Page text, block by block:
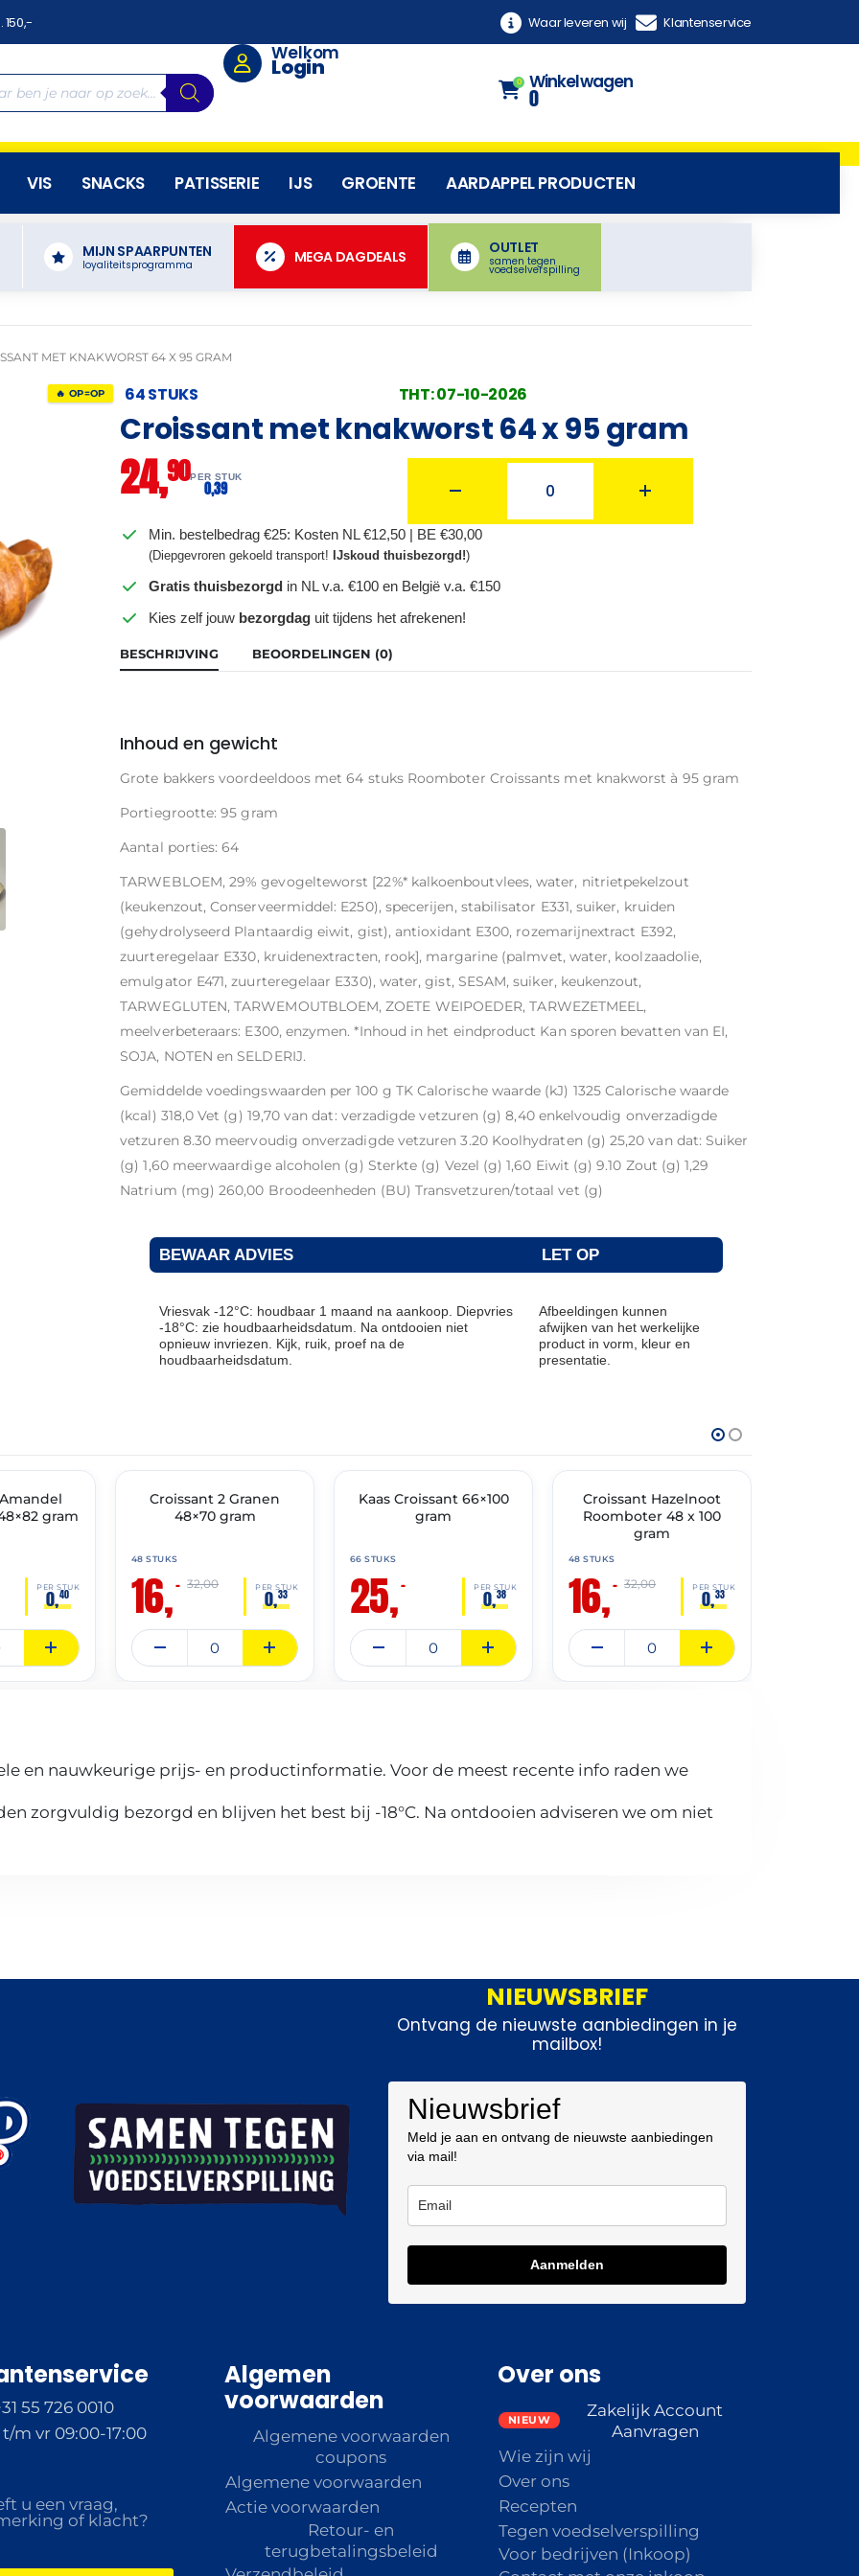
150,- Waar leveren wij Klantenservice
Welkom
Login
0 Winkelwagen
0
VIS SNACKS PATISSERIE IJS GROENTE AARDAPPEL PRODUCTEN
MIJN SPAARPUNTEN
loyaliteitsprogramma MEGA DAGDEALS
OUTLET
samen tegen
voedselverspilling
MET KNAKWORST 64 X 95 GRAM
🔥 OP=OP 64 STUKS THT: 07-10-2026
Croissant met knakworst 64 x 95 gram
24,90PER STUK
0,39
Min. bestelbedrag €25: Kosten NL €12,50 | BE €30,00
(Diepgevroren gekoeld transport!IJskoud thuisbezorgd!)
Gratis thuisbezorgd in NL v.a. €100 en België v.a. €150
Kies zelf jouw bezorgdag uit tijdens het afrekenen!
BESCHRIJVING BEOORDELINGEN (0)
Inhoud en gewicht
Grote bakkers voordeeldoos met 64 stuks Roomboter Croissants met knakworst à 95 gram
Portiegrootte: 95 gram
Aantal porties: 64
TARWEBLOEM, 29% gevogelteworst [22%* kalkoenboutvlees, water, nitrietpekelzout
(keukenzout, Conserveermiddel: E250), specerijen, stabilisator E331, suiker, kruiden
(gehydrolyseerd Plantaardig eiwit, gist), antioxidant E300, rozemarijnextract E392,
zuurteregelaar E330, kruidenextracten, rook], margarine (palmvet, water, koolzaadolie,
emulgator E471, zuurteregelaar E330), water, gist, SESAM, suiker, keukenzout,
TARWEGLUTEN, TARWEMOUTBLOEM, ZOETE WEIPOEDER, TARWEZETMEEL,
meelverbeteraars: E300, enzymen. *Inhoud in het eindproduct Kan sporen bevatten van EI,
SOJA, NOTEN en SELDERIJ.
Gemiddelde voedingswaarden per 100 g TK Calorische waarde (kJ) 1325 Calorische waarde
(kcal) 318,0 Vet (g) 19,70 van dat: verzadigde vetzuren (g) 8,40 enkelvoudig onverzadigde
vetzuren 8.30 meervoudig onverzadigde vetzuren 3.20 Koolhydraten (g) 25,20 van dat: Suiker
(g) 1,60 meerwaardige alcoholen (g) Sterkte (g) Vezel (g) 1,60 Eiwit (g) 9.10 Zout (g) 1,29
Natrium (mg) 260,00 Broodeenheden (BU) Transvetzuren/totaal vet (g)
BEWAAR ADVIES LET OP
Vriesvak -12°C: houdbaar 1 maand na aankoop. Diepvries
-18°C: zie houdbaarheidsdatum. Na ontdooien niet
opnieuw invriezen. Kijk, ruik, proef na de
houdbaarheidsdatum.
Afbeeldingen kunnen
afwijken van het werkelijke
product in vorm, kleur en
presentatie.
gram
PER STUK
0,40
🔥 OP=OP
Croissant 2 Granen
48×70 gram
48 STUKS
16,– PER STUK
0,33
32,00
🔥 OP=OP
Kaas Croissant 66×100
gram
66 STUKS
25,– PER STUK
0,38
🔥 OP=OP
Croissant Hazelnoot
Roomboter 48 x 100
gram
48 STUKS
16,– PER STUK
0,33
32,00
en nauwkeurige prijs- en productinformatie. Voor de meest recente info raden we
zorgvuldig bezorgd en blijven het best bij -18°C. Na ontdooien adviseren we om niet
NIEUWSBRIEF
Ontvang de nieuwste aanbiedingen in je
mailbox!
Nieuwsbrief
Meld je aan en ontvang de nieuwste aanbiedingen
via mail!
Aanmelden
55 726 0010
m vr 09:00-17:00
u een vraag,
of klacht?
Algemen
voorwaarden
Algemene voorwaarden
coupons
Algemene voorwaarden
Actie voorwaarden
Retour- en
terugbetalingsbeleid
Over ons
Zakelijk Account
Aanvragen
Wie zijn wij
Over ons
Recepten
Tegen voedselverspilling
Voor bedrijven (Inkoop)